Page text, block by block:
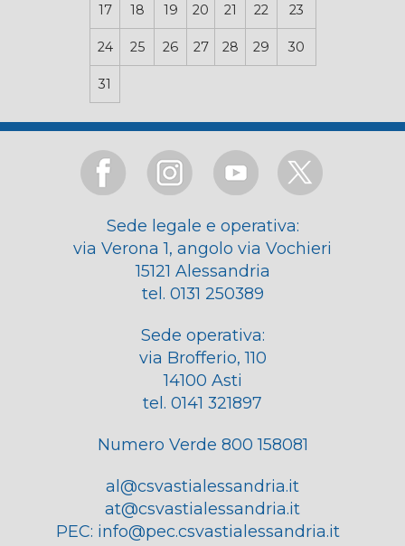
17 18 19 20 21 22 23
24 25 26 27 28 29 30
31
Sede legale e operativa:
via Verona 1, angolo via Vochieri
15121 Alessandria
tel. 0131 250389
Sede operativa:
via Brofferio, 110
14100 Asti
tel. 0141 321897
Numero Verde 800 158081
al@csvastialessandria.it
at@csvastialessandria.it
PEC: info@pec.csvastialessandria.it